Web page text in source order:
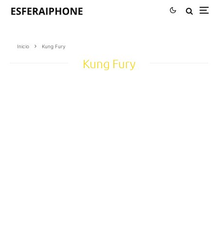
Inicio Kung Fury
Kung Fury